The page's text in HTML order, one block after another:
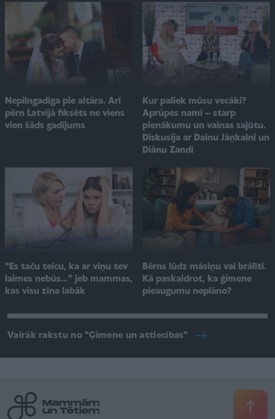
Nepilngadīga pie altāra. Arī
pērn Latvijā fiksēts ne viens
vien šāds gadījums
Kur paliek mūsu vecāki?
Aprūpes nami – starp
pienākumu un vainas sajūtu.
Diskusija ar Dainu Jāņkalni un
Diānu Zandi
"Es taču teicu, ka ar viņu tev
laimes nebūs..." jeb mammas,
kas visu zina labāk
Bērns lūdz māsiņu vai brālīti.
Kā paskaidrot, ka ģimene
pieaugumu neplāno?
Vairāk rakstu no "Ģimene un attiecības"